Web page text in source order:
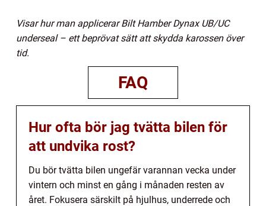
Visar hur man applicerar Bilt Hamber Dynax UB/UC
underseal – ett beprövat sätt att skydda karossen över
tid.
FAQ
Hur ofta bör jag tvätta bilen för
att undvika rost?
Du bör tvätta bilen ungefär varannan vecka under
vintern och minst en gång i månaden resten av
året. Fokusera särskilt på hjulhus, underrede och